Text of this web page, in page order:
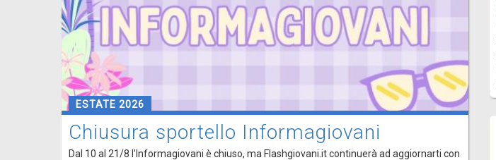
ESTATE 2026
Chiusura sportello Informagiovani
Dal 10 al 21/8 l'Informagiovani è chiuso, ma Flashgiovani.it continuerà ad aggiornarti con